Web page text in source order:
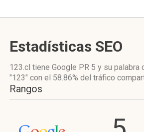
Estadísticas SEO
123.cl tiene Google PR 5 y su palabra
"123" con el 58.86% del tráfico
Rangos